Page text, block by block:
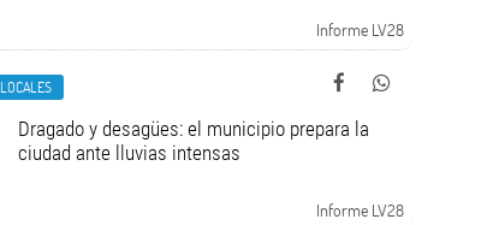
Informe LV28
LOCALES
Dragado y desagües: el municipio prepara la
ciudad ante lluvias intensas
Informe LV28